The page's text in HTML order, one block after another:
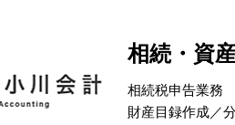
相続・資
相続税申告業務
財産目録作成／